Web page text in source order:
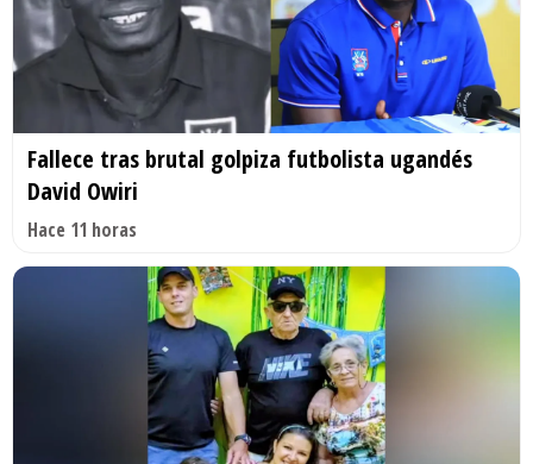
Fallece tras brutal golpiza futbolista ugandés
David Owiri
Hace 11 horas